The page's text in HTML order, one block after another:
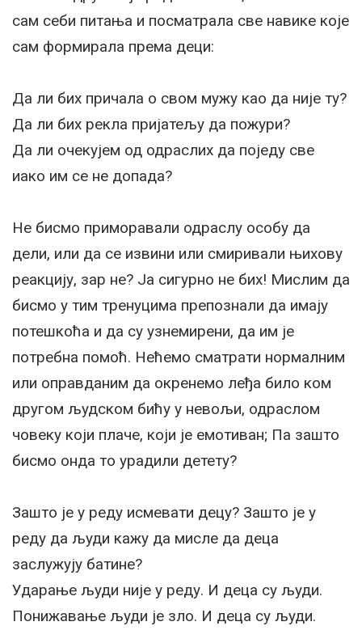
сам себи питања и посматрала све навике које
сам формирала према деци:
Да ли бих причала о свом мужу као да није ту?
Да ли бих рекла пријатељу да пожури?
Да ли очекујем од одраслих да поједу све
иако им се не допада?
Не бисмо приморавали одраслу особу да
дели, или да се извини или смиривали њихову
реакцију, зар не? Ја сигурно не бих! Мислим да
бисмо у тим тренуцима препознали да имају
потешкоћа и да су узнемирени, да им је
потребна помоћ. Нећемо сматрати нормалним
или оправданим да окренемо леђа било ком
другом људском бићу у невољи, одраслом
човеку који плаче, који је емотиван; Па зашто
бисмо онда то урадили детету?
Зашто је у реду исмевати децу? Зашто је у
реду да људи кажу да мисле да деца
заслужују батине?
Ударање људи није у реду. И деца су људи.
Понижавање људи је зло. И деца су људи.